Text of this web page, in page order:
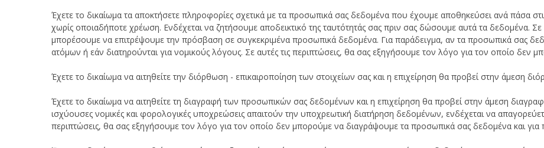
Έχετε το δικαίωμα τα αποκτήσετε πληροφορίες σχετικά με τα προσωπικά σας δεδομένα που έχουμε αποθηκεύσει ανά πάσα
χωρίς οποιαδήποτε χρέωση. Ενδέχεται να ζητήσουμε αποδεικτικό της ταυτότητάς σας πριν σας δώσουμε αυτά τα δεδομένα. Σε
μπορέσουμε να επιτρέψουμε την πρόσβαση σε συγκεκριμένα προσωπικά δεδομένα. Για παράδειγμα, αν τα προσωπικά σας
ατόμων ή εάν διατηρούνται για νομικούς λόγους. Σε αυτές τις περιπτώσεις, θα σας εξηγήσουμε τον λόγο για τον οποίο δεν
Έχετε το δικαίωμα να αιτηθείτε την διόρθωση - επικαιροποίηση των στοιχείων σας και η επιχείρηση θα προβεί στην άμεση
Έχετε το δικαίωμα να αιτηθείτε τη διαγραφή των προσωπικών σας δεδομένων και η επιχείρηση θα προβεί στην άμεση
ισχύουσες νομικές και φορολογικές υποχρεώσεις απαιτούν την υποχρεωτική διατήρηση δεδομένων, ενδέχεται να
περιπτώσεις, θα σας εξηγήσουμε τον λόγο για τον οποίο δεν μπορούμε να διαγράψουμε τα προσωπικά σας δεδομένα και για